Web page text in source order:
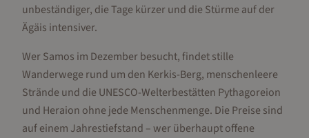
unbeständiger, die Tage kürzer und die Stürme auf der
Ägäis intensiver.
Wer Samos im Dezember besucht, findet stille
Wanderwege rund um den Kerkis-Berg, menschenleere
Strände und die UNESCO-Welterbestätten Pythagoreion
und Heraion ohne jede Menschenmenge. Die Preise sind
auf einem Jahrestiefstand – wer überhaupt offene